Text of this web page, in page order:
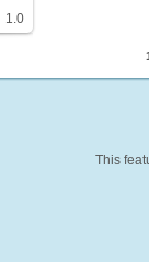
1.0
This